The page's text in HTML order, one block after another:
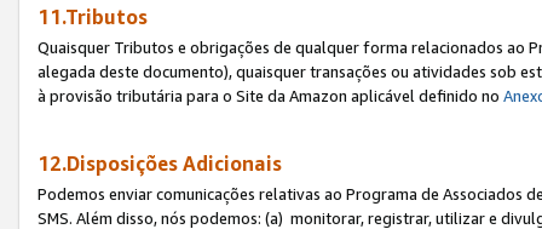
11.Tributos
Quaisquer Tributos e obrigações de qualquer forma relacionados ao
alegada deste documento), quaisquer transações ou atividades sob
à provisão tributária para o Site da Amazon aplicável definido no
12.Disposições Adicionais
Podemos enviar comunicações relativas ao Programa de Associados
SMS. Além disso, nós podemos: (a) monitorar, registrar, utilizar e